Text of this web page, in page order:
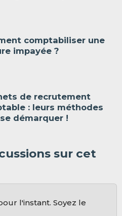
comptabiliser une
impayée ?
de recrutement
: leurs méthodes
démarquer !
sur cet
l'instant. Soyez le